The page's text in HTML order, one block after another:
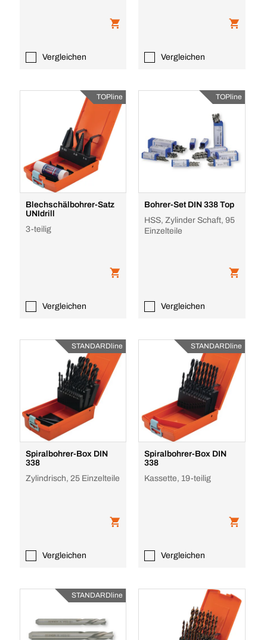
Vergleichen Vergleichen
TOPline
Blechschälbohrer-Satz
UNIdrill
3-teilig
Vergleichen
TOPline
Bohrer-Set DIN 338 Top
HSS, Zylinder Schaft, 95
Einzelteile
Vergleichen
STANDARDline
Spiralbohrer-Box DIN
338
Zylindrisch, 25 Einzelteile
Vergleichen
STANDARDline
Spiralbohrer-Box DIN
338
Kassette, 19-teilig
Vergleichen
STANDARDline